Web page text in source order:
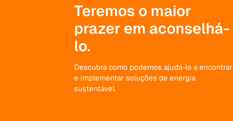
Teremos o maior
prazer em aconselhá-
lo.
Descubra como podemos ajudá-lo a encontrar
e implementar soluções de energia
sustentável.